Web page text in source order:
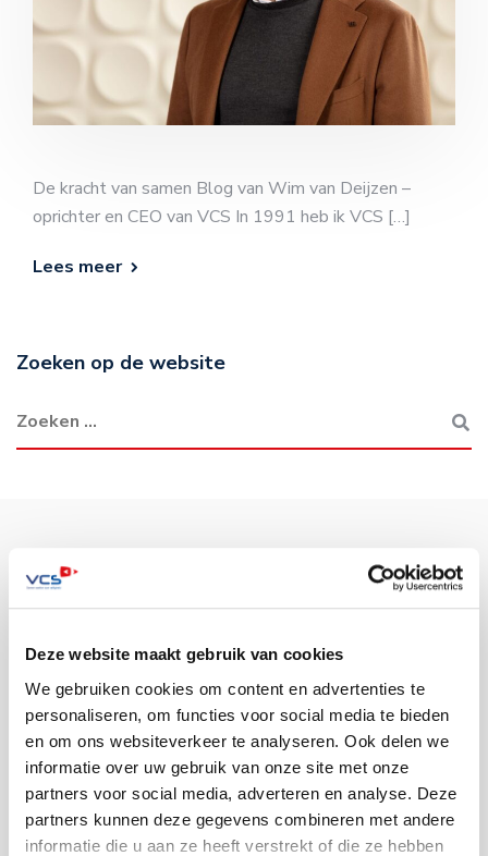
Deze website maakt gebruik van cookies
We gebruiken cookies om content en advertenties te
personaliseren, om functies voor social media te bieden
en om ons websiteverkeer te analyseren. Ook delen we
informatie over uw gebruik van onze site met onze
partners voor social media, adverteren en analyse. Deze
partners kunnen deze gegevens combineren met andere
informatie die u aan ze heeft verstrekt of die ze hebben
De kracht van samen Blog van Wim van Deijzen –
oprichter en CEO van VCS In 1991 heb ik VCS […]
Lees meer
Zoeken op de website
Sectoren
Gemeenten
Vervoersbedrijven
Onderwijs
Industrie
Warehousing